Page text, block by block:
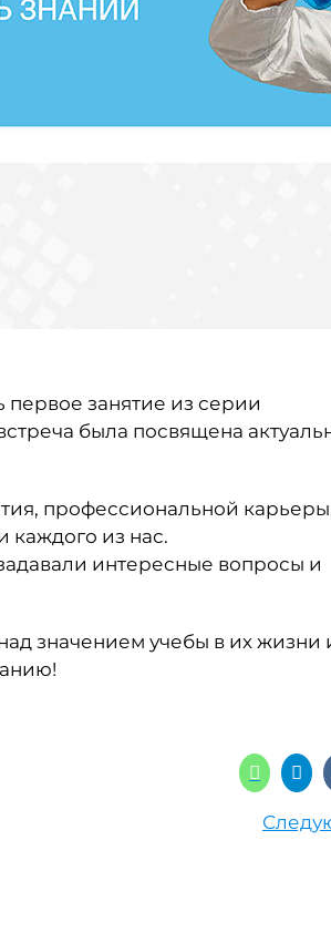
первое занятие из серии
была посвящена
профессиональной
каждого из нас.
интересные вопросы и
значением учебы в их жизни